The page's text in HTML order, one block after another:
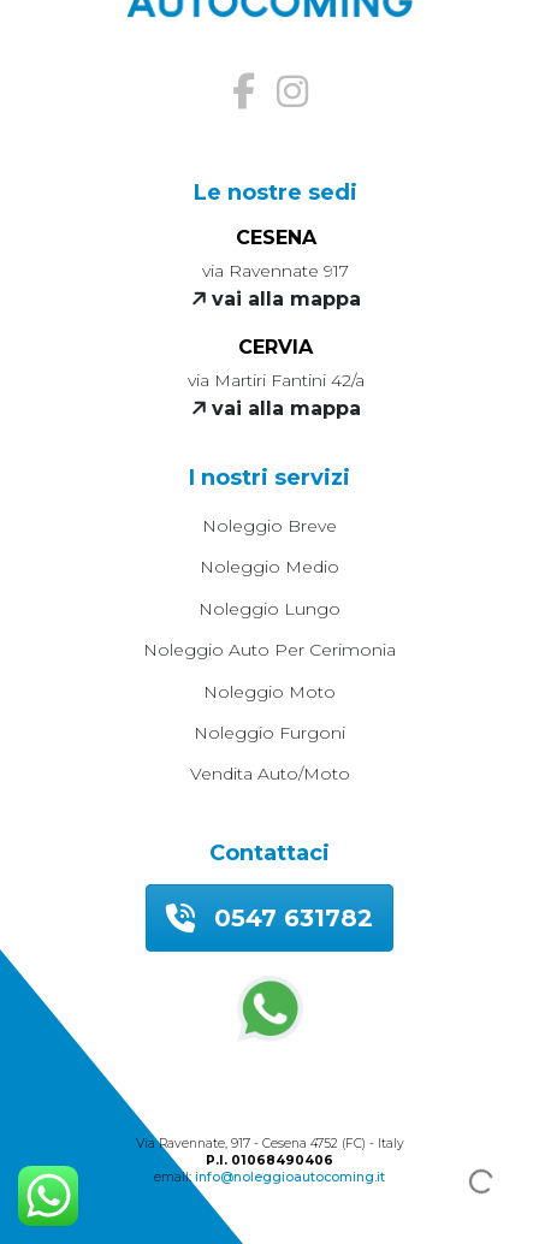
Le nostre sedi
CESENA
via Ravennate 917
vai alla mappa
CERVIA
via Martiri Fantini 42/a
vai alla mappa
I nostri servizi
Noleggio Breve
Noleggio Medio
Noleggio Lungo
Noleggio Auto Per Cerimonia
Noleggio Moto
Noleggio Furgoni
Vendita Auto/moto
Contattaci
0547 631782
Via Ravennate, 917 - Cesena 4752 (FC) - Italy
P.I. 01068490406
email: info@noleggioautocoming.it